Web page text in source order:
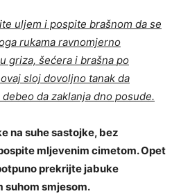
uljem i pospite brašnom da se
rukama ravnomjerno
griza, šećera i brašna po
sloj dovoljno tanak da
da zaklanja dno posude.
na suhe sastojke, bez
mljevenim cimetom. Opet
prekrijte jabuke
suhom smjesom.